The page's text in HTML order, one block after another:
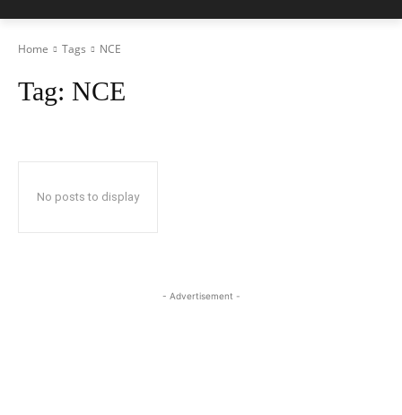
Home Tags NCE
Tag: NCE
No posts to display
- Advertisement -